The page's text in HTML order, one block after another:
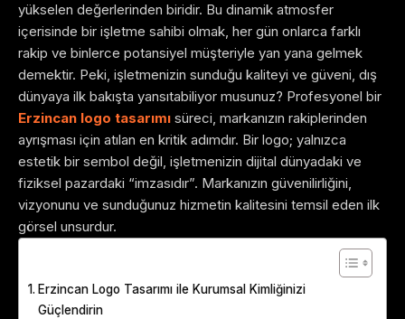
yükselen değerlerinden biridir. Bu dinamik atmosfer
içerisinde bir işletme sahibi olmak, her gün onlarca farklı
rakip ve binlerce potansiyel müşteriyle yan yana gelmek
demektir. Peki, işletmenizin sunduğu kaliteyi ve güveni, dış
dünyaya ilk bakışta yansıtabiliyor musunuz? Profesyonel bir
Erzincan logo tasarımı süreci, markanızın rakiplerinden
ayrışması için atılan en kritik adımdır. Bir logo; yalnızca
estetik bir sembol değil, işletmenizin dijital dünyadaki ve
fiziksel pazardaki “imzasıdır”. Markanızın güvenilirliğini,
vizyonunu ve sunduğunuz hizmetin kalitesini temsil eden ilk
görsel unsurdur.
Erzincan Logo Tasarımı ile Kurumsal Kimliğinizi
Güçlendirin